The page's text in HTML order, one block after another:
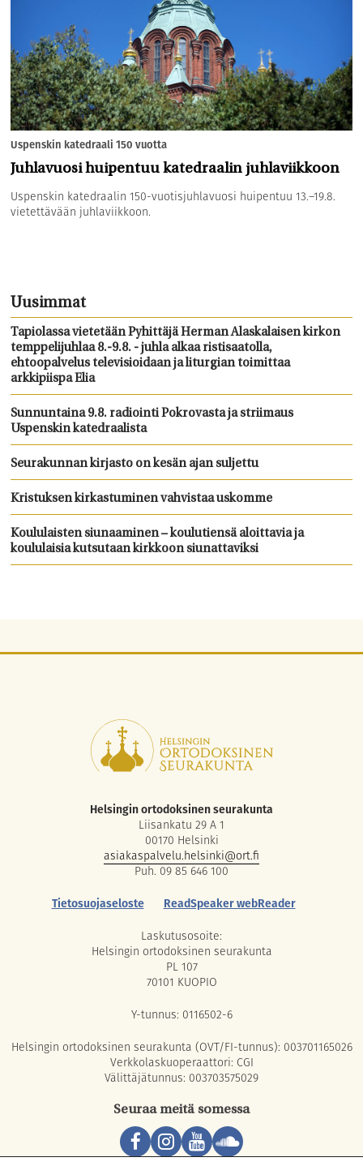
Uspenskin katedraali 150 vuotta
Juhlavuosi huipentuu katedraalin juhlaviikkoon
Uspenskin katedraalin 150-vuotisjuhlavuosi huipentuu 13.–19.8.
vietettävään juhlaviikkoon.
Uusimmat
Tapiolassa vietetään Pyhittäjä Herman Alaskalaisen kirkon
temppelijuhlaa 8.-9.8. - juhla alkaa ristisaatolla,
ehtoopalvelus televisioidaan ja liturgian toimittaa
arkkipiispa Elia
Sunnuntaina 9.8. radiointi Pokrovasta ja striimaus
Uspenskin katedraalista
Seurakunnan kirjasto on kesän ajan suljettu
Kristuksen kirkastuminen vahvistaa uskomme
Koululaisten siunaaminen – koulutiensä aloittavia ja
koululaisia kutsutaan kirkkoon siunattaviksi
Helsingin ortodoksinen seurakunta
Liisankatu 29 A 1
00170 Helsinki
asiakaspalvelu.helsinki@ort.fi
Puh. 09 85 646 100
Tietosuojaseloste
ReadSpeaker webReader
Laskutusosoite:
Helsingin ortodoksinen seurakunta
PL 107
70101 KUOPIO
Y-tunnus: 0116502-6
Helsingin ortodoksinen seurakunta (OVT/FI-tunnus): 003701165026
Verkkolaskuoperaattori: CGI
Välittäjätunnus: 003703575029
Seuraa meitä somessa